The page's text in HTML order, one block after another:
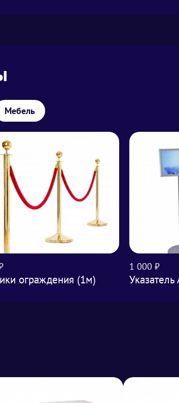
Мебель
ограждения (1м)
1 000 ₽
Указатель